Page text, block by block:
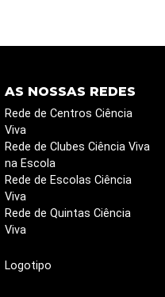
AS NOSSAS REDES
Rede de Centros Ciência
Viva
Rede de Clubes Ciência Viva
na Escola
Rede de Escolas Ciência
Viva
Rede de Quintas Ciência
Viva
Logotipo